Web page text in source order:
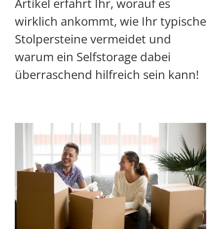
Artikel erfahrt Ihr, worauf es
wirklich ankommt, wie Ihr typische
Stolpersteine vermeidet und
warum ein Selfstorage dabei
überraschend hilfreich sein kann!